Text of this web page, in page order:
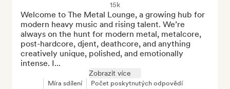
15k
Welcome to The Metal Lounge, a growing hub for
modern heavy music and rising talent. We’re
always on the hunt for modern metal, metalcore,
post-hardcore, djent, deathcore, and anything
creatively unique, polished, and emotionally
intense. I...
Zobrazit více
Míra sdílení Počet poskytnutých odpovědí